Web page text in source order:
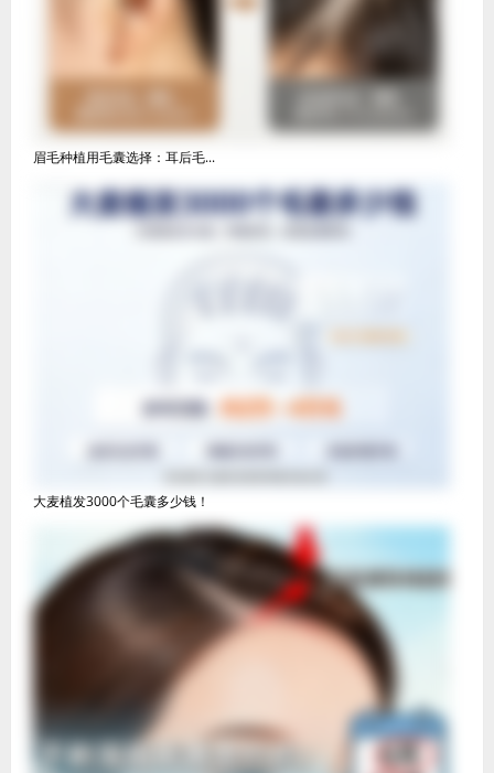
眉毛种植用毛囊选择：耳后毛...
大麦植发3000个毛囊多少钱！